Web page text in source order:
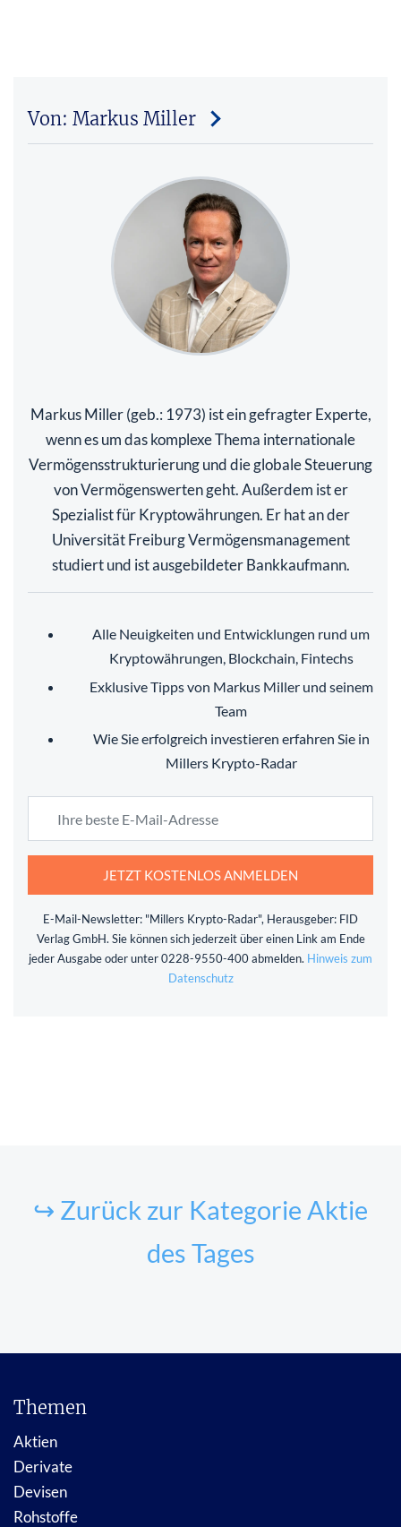
Von: Markus Miller
Markus Miller (geb.: 1973) ist ein gefragter Experte,
wenn es um das komplexe Thema internationale
Vermögensstrukturierung und die globale Steuerung
von Vermögenswerten geht. Außerdem ist er
Spezialist für Kryptowährungen. Er hat an der
Universität Freiburg Vermögensmanagement
studiert und ist ausgebildeter Bankkaufmann.
Alle Neuigkeiten und Entwicklungen rund um
Kryptowährungen, Blockchain, Fintechs
Exklusive Tipps von Markus Miller und seinem
Team
Wie Sie erfolgreich investieren erfahren Sie in
Millers Krypto-Radar
JETZT KOSTENLOS ANMELDEN
E-Mail-Newsletter: "Millers Krypto-Radar", Herausgeber: FID
Verlag GmbH. Sie können sich jederzeit über einen Link am Ende
jeder Ausgabe oder unter 0228-9550-400 abmelden. Hinweis zum
Datenschutz
↪ Zurück zur Kategorie Aktie
des Tages
Themen
Aktien
Derivate
Devisen
Rohstoffe